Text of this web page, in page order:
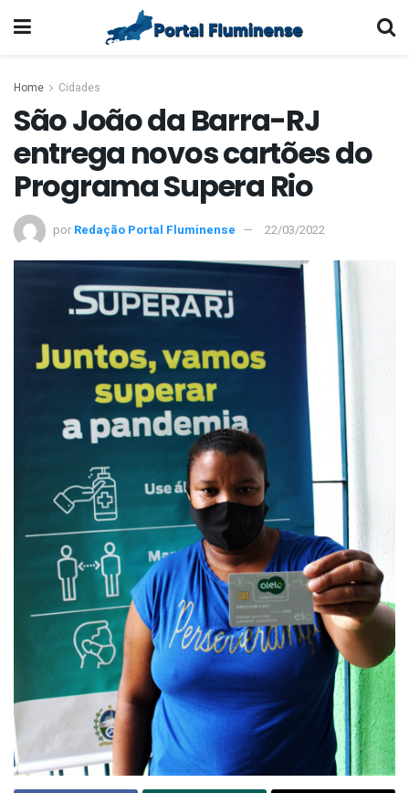
Home Cidades
São João da Barra-RJ
entrega novos cartões do
Programa Supera Rio
por Redação Portal Fluminense 22/03/2022